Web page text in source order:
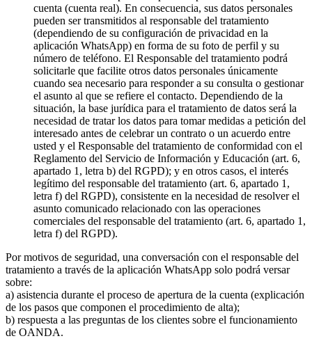
cuenta (cuenta real). En consecuencia, sus datos personales
pueden ser transmitidos al responsable del tratamiento
(dependiendo de su configuración de privacidad en la
aplicación WhatsApp) en forma de su foto de perfil y su
número de teléfono. El Responsable del tratamiento podrá
solicitarle que facilite otros datos personales únicamente
cuando sea necesario para responder a su consulta o gestionar
el asunto al que se refiere el contacto. Dependiendo de la
situación, la base jurídica para el tratamiento de datos será la
necesidad de tratar los datos para tomar medidas a petición del
interesado antes de celebrar un contrato o un acuerdo entre
usted y el Responsable del tratamiento de conformidad con el
Reglamento del Servicio de Información y Educación (art. 6,
apartado 1, letra b) del RGPD); y en otros casos, el interés
legítimo del responsable del tratamiento (art. 6, apartado 1,
letra f) del RGPD), consistente en la necesidad de resolver el
asunto comunicado relacionado con las operaciones
comerciales del responsable del tratamiento (art. 6, apartado 1,
letra f) del RGPD).
Por motivos de seguridad, una conversación con el responsable del
tratamiento a través de la aplicación WhatsApp solo podrá versar
sobre:
a) asistencia durante el proceso de apertura de la cuenta (explicación
de los pasos que componen el procedimiento de alta);
b) respuesta a las preguntas de los clientes sobre el funcionamiento
de OANDA.